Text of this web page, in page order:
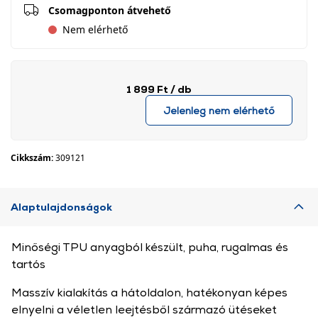
Csomagponton átvehető
Nem elérhető
1 899 Ft / db
Jelenleg nem elérhető
Cikkszám:309121
Alaptulajdonságok
Minőségi TPU anyagból készült, puha, rugalmas és
tartós
Masszív kialakítás a hátoldalon, hatékonyan képes
elnyelni a véletlen leejtésből származó ütéseket